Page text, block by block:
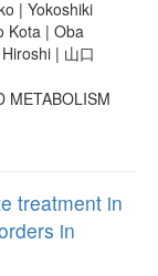
| Yokoshiki
Kota | Oba
| 山口
METABOLISM
treatment in
in